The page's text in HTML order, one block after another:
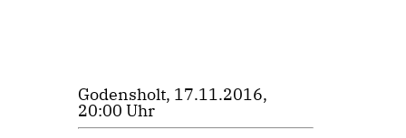
Godensholt, 17.11.2016,
20:00 Uhr